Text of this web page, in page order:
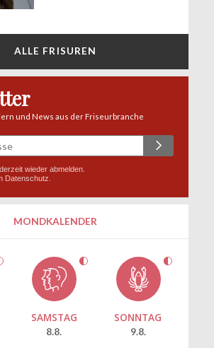
ALLE FRISUREN
und News aus der Friseurbranche
wieder abmelden.
Datenschutz.
MONDKALENDER
SAMSTAG
8.8.
SONNTAG
9.8.